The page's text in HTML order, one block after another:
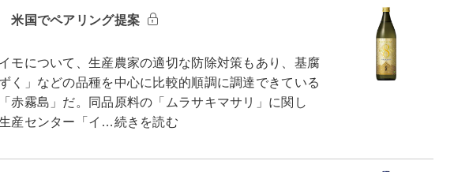
米国でペアリング提案
モについて、生産農家の適切な防除対策もあり、基腐
く」などの品種を中心に比較的順調に調達できている
赤霧島」だ。同品原料の「ムラサキマサリ」に関し
産センター「イ…続きを読む